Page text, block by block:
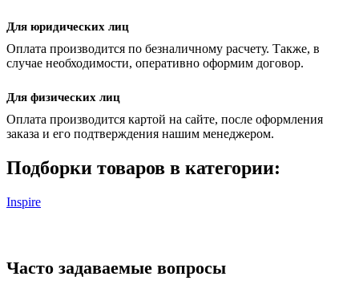
Для юридических лиц
Оплата производится по безналичному расчету. Также, в
случае необходимости, оперативно оформим договор.
Для физических лиц
Оплата производится картой на сайте, после оформления
заказа и его подтверждения нашим менеджером.
Подборки товаров в категории:
Inspire
Часто задаваемые вопросы